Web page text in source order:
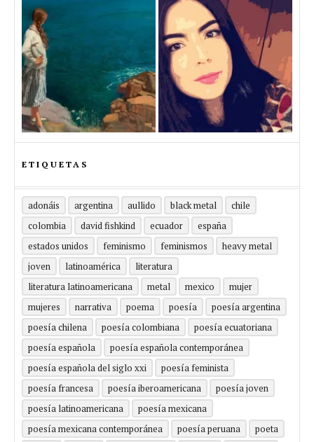
ETIQUETAS
adonáis argentina aullido black metal
chile
colombia
david fishkind ecuador
españa
estados unidos
feminismo feminismos
heavy metal
joven
latinoamérica
literatura
literatura latinoamericana
metal mexico
mujer
mujeres
narrativa poema poesía
poesía argentina
poesía chilena
poesía colombiana
poesía ecuatoriana
poesía española
poesía española contemporánea
poesía española del siglo xxi
poesía feminista
poesía francesa
poesía iberoamericana
poesía joven
poesía latinoamericana
poesía mexicana
poesía mexicana contemporánea
poesía peruana
poeta